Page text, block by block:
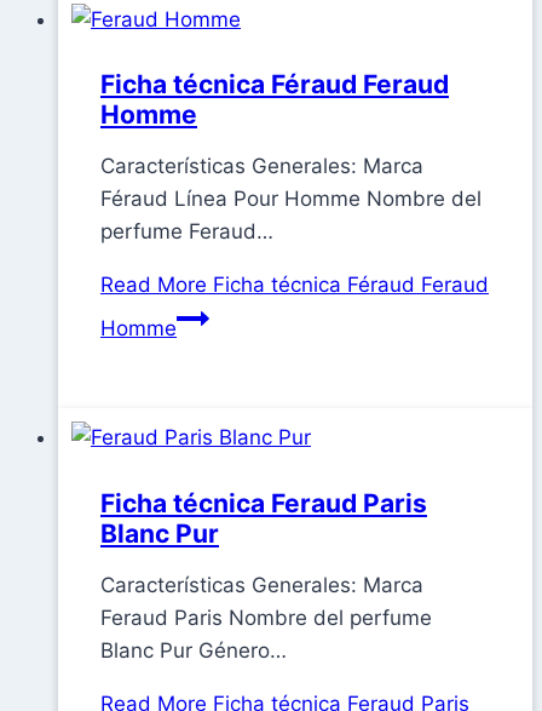
Ficha técnica Féraud Feraud
Homme
Características Generales: Marca
Féraud Línea Pour Homme Nombre del
perfume Feraud…
Read More Ficha técnica Féraud Feraud
Homme
Ficha técnica Feraud Paris
Blanc Pur
Características Generales: Marca
Feraud Paris Nombre del perfume
Blanc Pur Género…
Read More Ficha técnica Feraud Paris